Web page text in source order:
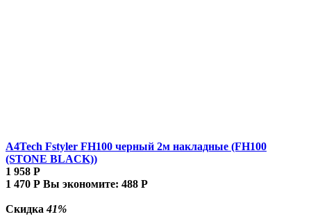
A4Tech Fstyler FH100 черный 2м накладные (FH100
(STONE BLACK))
1 958 Р
1 470 Р Вы экономите: 488 Р
Скидка41%